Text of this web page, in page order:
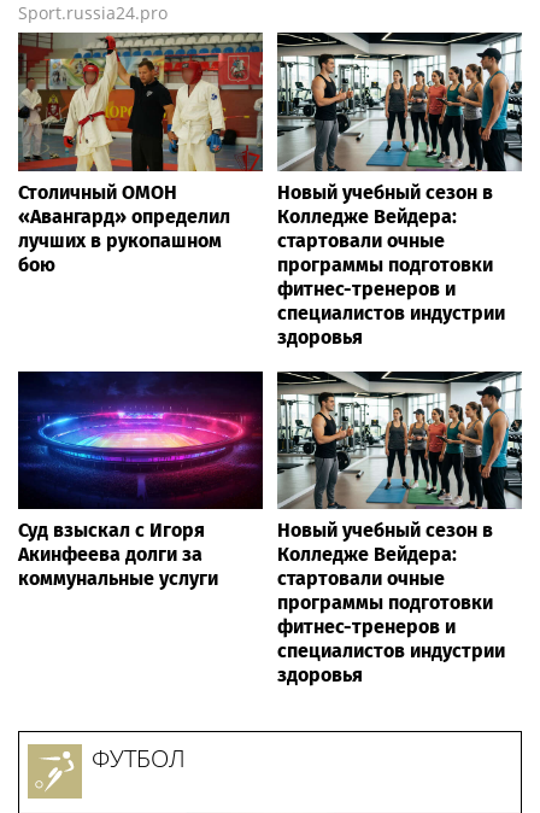
Sport.russia24.pro
Столичный ОМОН
«Авангард» определил
лучших в рукопашном
бою
Новый учебный сезон в
Колледже Вейдера:
стартовали очные
программы подготовки
фитнес-тренеров и
специалистов индустрии
здоровья
Суд взыскал с Игоря
Акинфеева долги за
коммунальные услуги
Новый учебный сезон в
Колледже Вейдера:
стартовали очные
программы подготовки
фитнес-тренеров и
специалистов индустрии
здоровья
ФУТБОЛ